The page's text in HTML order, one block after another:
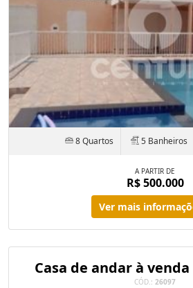
8 Quartos 5 Banheiros
A PARTIR DE
R$ 500.000
Ver mais
Casa de andar à
CÓD.: 26097